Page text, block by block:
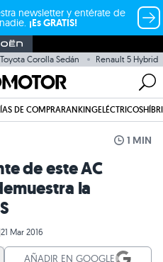
newsletter y entérate de
¡Es GRATIS!
Toyota Corolla Sedán Renault 5 Hybrid
DE COMPRARANKINGELÉCTRICOS
1 MIN
de este AC
la
21 Mar 2016
AÑADIR EN GOOGLE